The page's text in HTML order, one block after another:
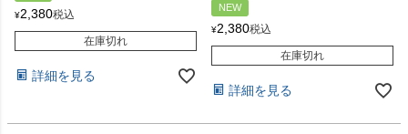
¥2,380税込
在庫切れ
詳細を見る
NEW
¥2,380税込
在庫切れ
詳細を見る